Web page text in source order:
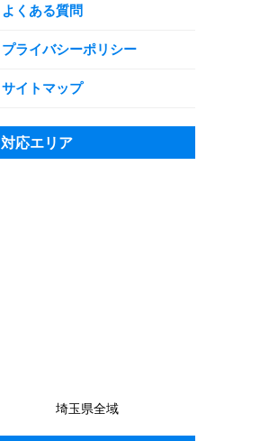
よくある質問
プライバシーポリシー
サイトマップ
対応エリア
埼玉県全域